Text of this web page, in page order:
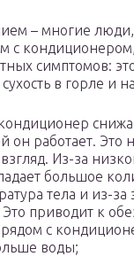
– многие люди,
с
симптомов: это
в горле и
он работает. Это
Из-за
большое
тела и из-за
приводит к
рядом с
воды;